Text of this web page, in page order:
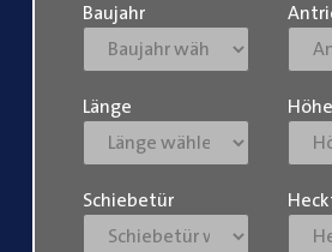
Baujahr
Länge Höhe
Schiebetür